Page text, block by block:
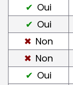
Oui
Oui
Non
Non
Oui